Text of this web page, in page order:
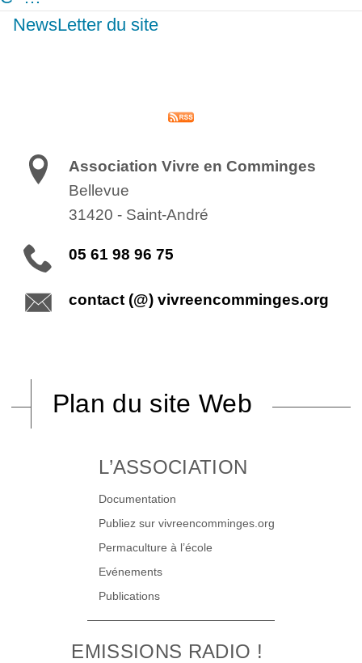
NewsLetter du site
Association Vivre en Comminges
Bellevue
31420 - Saint-André
05 61 98 96 75
contact (@) vivreencomminges.org
Plan du site Web
L’ASSOCIATION
Documentation
Publiez sur vivreencomminges.org
Permaculture à l’école
Evénements
Publications
EMISSIONS RADIO !